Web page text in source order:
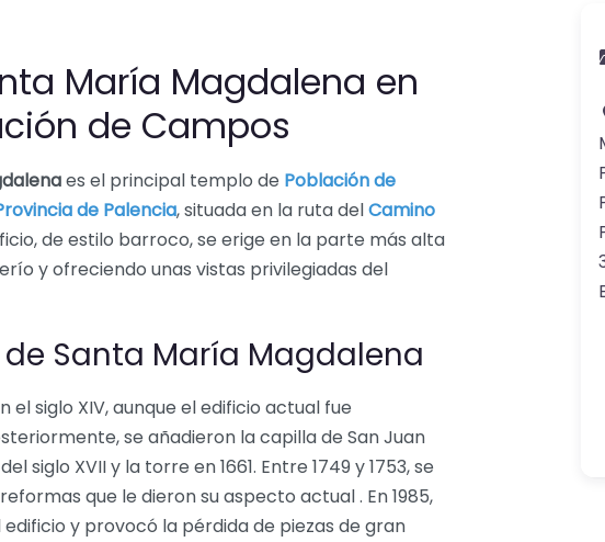
María Magdalena en
de Campos
es el principal templo de Población de
de Palencia, situada en la ruta delCamino
de estilo barroco, se erige en la parte más alta
y ofreciendo unas vistas privilegiadas del
Santa María Magdalena
el siglo XIV, aunque el edificio actual fue
se añadieron la capilla de San Juan
siglo XVII y la torre en 1661. Entre 1749 y 1753, se
que le dieron su aspecto actual . En 1985,
y provocó la pérdida de piezas de gran